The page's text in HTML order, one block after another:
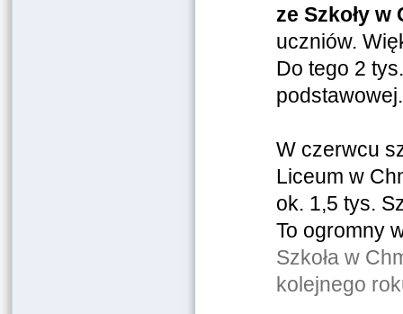
ze Szkoły w
uczniów.
Do tego 2
podstawowej.
W czerwcu
Liceum w
ok. 1,5 tys.
To ogromny
Szkoła w
kolejnego